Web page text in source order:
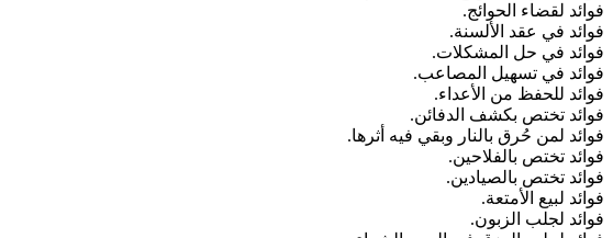
فوائد لقضاء الحوائج.
فوائد في عقد الألسنة.
فوائد في حل المشكلات.
فوائد في تسهيل المصاعب.
فوائد للحفظ من الأعداء.
فوائد تختص بكشف الدفائن.
فوائد لمن حُرق بالنار وبقي فيه أثرها.
فوائد تختص بالفلاحين.
فوائد تختص بالصيادين.
فوائد لبيع الأمتعة.
فوائد لجلب الزبون.